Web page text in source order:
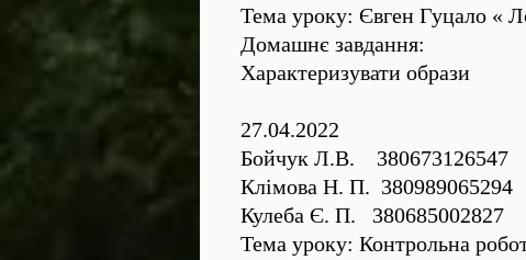
Тема уроку: Євген Гуцало «
Домашнє завдання:
Характеризувати образи
27.04.2022
Бойчук Л.В. 380673126547
Клімова Н. П. 380989065294
Кулеба Є. П. 380685002827
Тема уроку: Контрольна